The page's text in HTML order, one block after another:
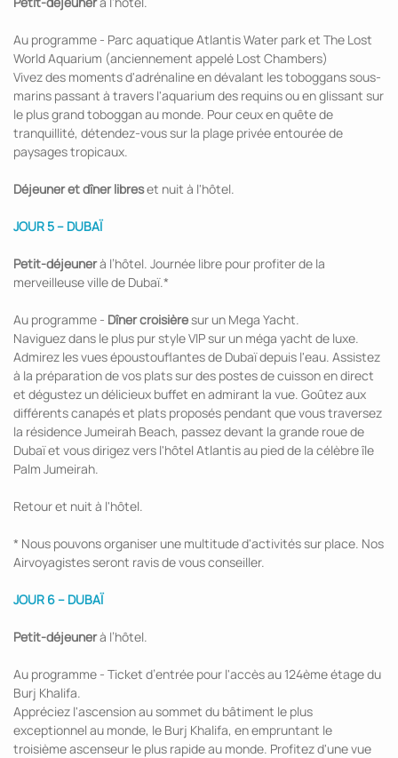
Au programme - Parc aquatique Atlantis Water park et The Lost
World Aquarium (anciennement appelé Lost Chambers)
Vivez des moments d'adrénaline en dévalant les toboggans sous-
marins passant à travers l'aquarium des requins ou en glissant sur
le plus grand toboggan au monde. Pour ceux en quête de
tranquillité, détendez-vous sur la plage privée entourée de
paysages tropicaux.
Déjeuner et dîner libreset nuit à l'hôtel.
JOUR 5 – DUBAÏ
Petit-déjeunerà l’hôtel. Journée libre pour profiter de la
merveilleuse ville de Dubaï.*
Au programme - Dîner croisièresur un Mega Yacht.
Naviguez dans le plus pur style VIP sur un méga yacht de luxe.
Admirez les vues époustouflantes de Dubaï depuis l'eau. Assistez
à la préparation de vos plats sur des postes de cuisson en direct
et dégustez un délicieux buffet en admirant la vue. Goûtez aux
différents canapés et plats proposés pendant que vous traversez
la résidence Jumeirah Beach, passez devant la grande roue de
Dubaï et vous dirigez vers l'hôtel Atlantis au pied de la célèbre île
Palm Jumeirah.
Retour et nuit à l'hôtel.
* Nous pouvons organiser une multitude d'activités sur place. Nos
Airvoyagistes seront ravis de vous conseiller.
JOUR 6 – DUBAÏ
Petit-déjeunerà l’hôtel.
Au programme - Ticket d’entrée pour l'accès au 124ème étage du
Burj Khalifa.
Appréciez l'ascension au sommet du bâtiment le plus
exceptionnel au monde, le Burj Khalifa, en empruntant le
troisième ascenseur le plus rapide au monde. Profitez d'une vue